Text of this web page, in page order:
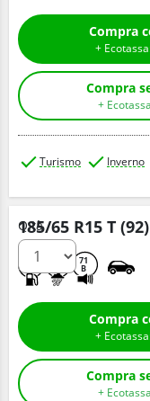
Turismo Inverno
185/65 R15 T (92)
71
B
Q.tà